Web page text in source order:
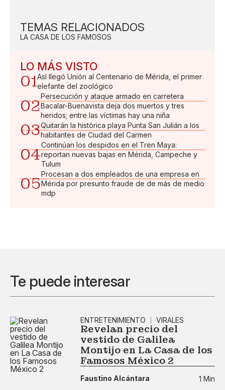
TEMAS RELACIONADOS
LA CASA DE LOS FAMOSOS
LO MÁS VISTO
01Así llegó Unión al Centenario de Mérida, el primer
elefante del zoológico
02
Persecución y ataque armado en carretera
Bacalar-Buenavista deja dos muertos y tres
heridos; entre las víctimas hay una niña
03Quitarán la histórica playa Punta San Julián a los
habitantes de Ciudad del Carmen
04
Continúan los despidos en el Tren Maya:
reportan nuevas bajas en Mérida, Campeche y
Tulum
05
Procesan a dos empleados de una empresa en
Mérida por presunto fraude de de más de medio
mdp
Te puede interesar
ENTRETENIMIENTO VIRALES
Revelan precio del
vestido de Galilea
Montijo en La Casa de los
Famosos México 2
Faustino Alcántara
1 Min